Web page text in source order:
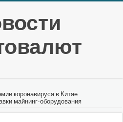
коронавируса в Китае
майнинг-оборудования